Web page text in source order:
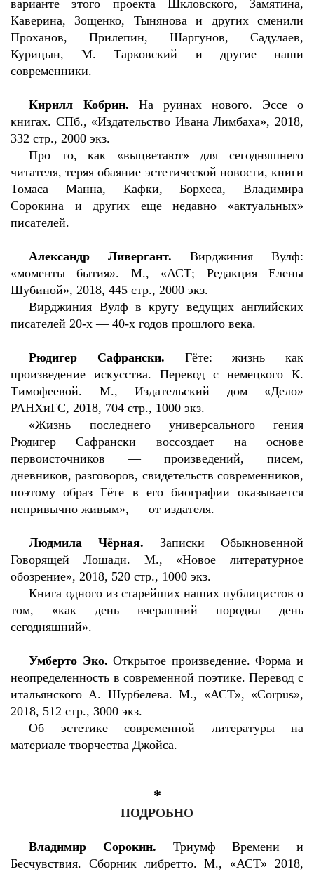
варианте этого проекта Шкловского, Замятина,
Каверина, Зощенко, Тынянова и других сменили
Проханов, Прилепин, Шаргунов, Садулаев,
Курицын, М. Тарковский и другие наши
современники.
Кирилл Кобрин. На руинах нового. Эссе о
книгах. СПб., «Издательство Ивана Лимбаха», 2018,
332 стр., 2000 экз.
Про то, как «выцветают» для сегодняшнего
читателя, теряя обаяние эстетической новости, книги
Томаса Манна, Кафки, Борхеса, Владимира
Сорокина и других еще недавно «актуальных»
писателей.
Александр Ливергант. Вирджиния Вулф:
«моменты бытия». М., «АСТ; Редакция Елены
Шубиной», 2018, 445 стр., 2000 экз.
Вирджиния Вулф в кругу ведущих английских
писателей 20-х — 40-х годов прошлого века.
Рюдигер Сафрански. Гёте: жизнь как
произведение искусства. Перевод с немецкого К.
Тимофеевой. М., Издательский дом «Дело»
РАНХиГС, 2018, 704 стр., 1000 экз.
«Жизнь последнего универсального гения
Рюдигер Сафрански воссоздает на основе
первоисточников — произведений, писем,
дневников, разговоров, свидетельств современников,
поэтому образ Гёте в его биографии оказывается
непривычно живым», — от издателя.
Людмила Чёрная. Записки Обыкновенной
Говорящей Лошади. М., «Новое литературное
обозрение», 2018, 520 стр., 1000 экз.
Книга одного из старейших наших публицистов о
том, «как день вчерашний породил день
сегодняшний».
Умберто Эко. Открытое произведение. Форма и
неопределенность в современной поэтике. Перевод с
итальянского А. Шурбелева. М., «АСТ», «Corpus»,
2018, 512 стр., 3000 экз.
Об эстетике современной литературы на
материале творчества Джойса.
*
ПОДРОБНО
Владимир Сорокин. Триумф Времени и
Бесчувствия. Сборник либретто. М., «АСТ» 2018,